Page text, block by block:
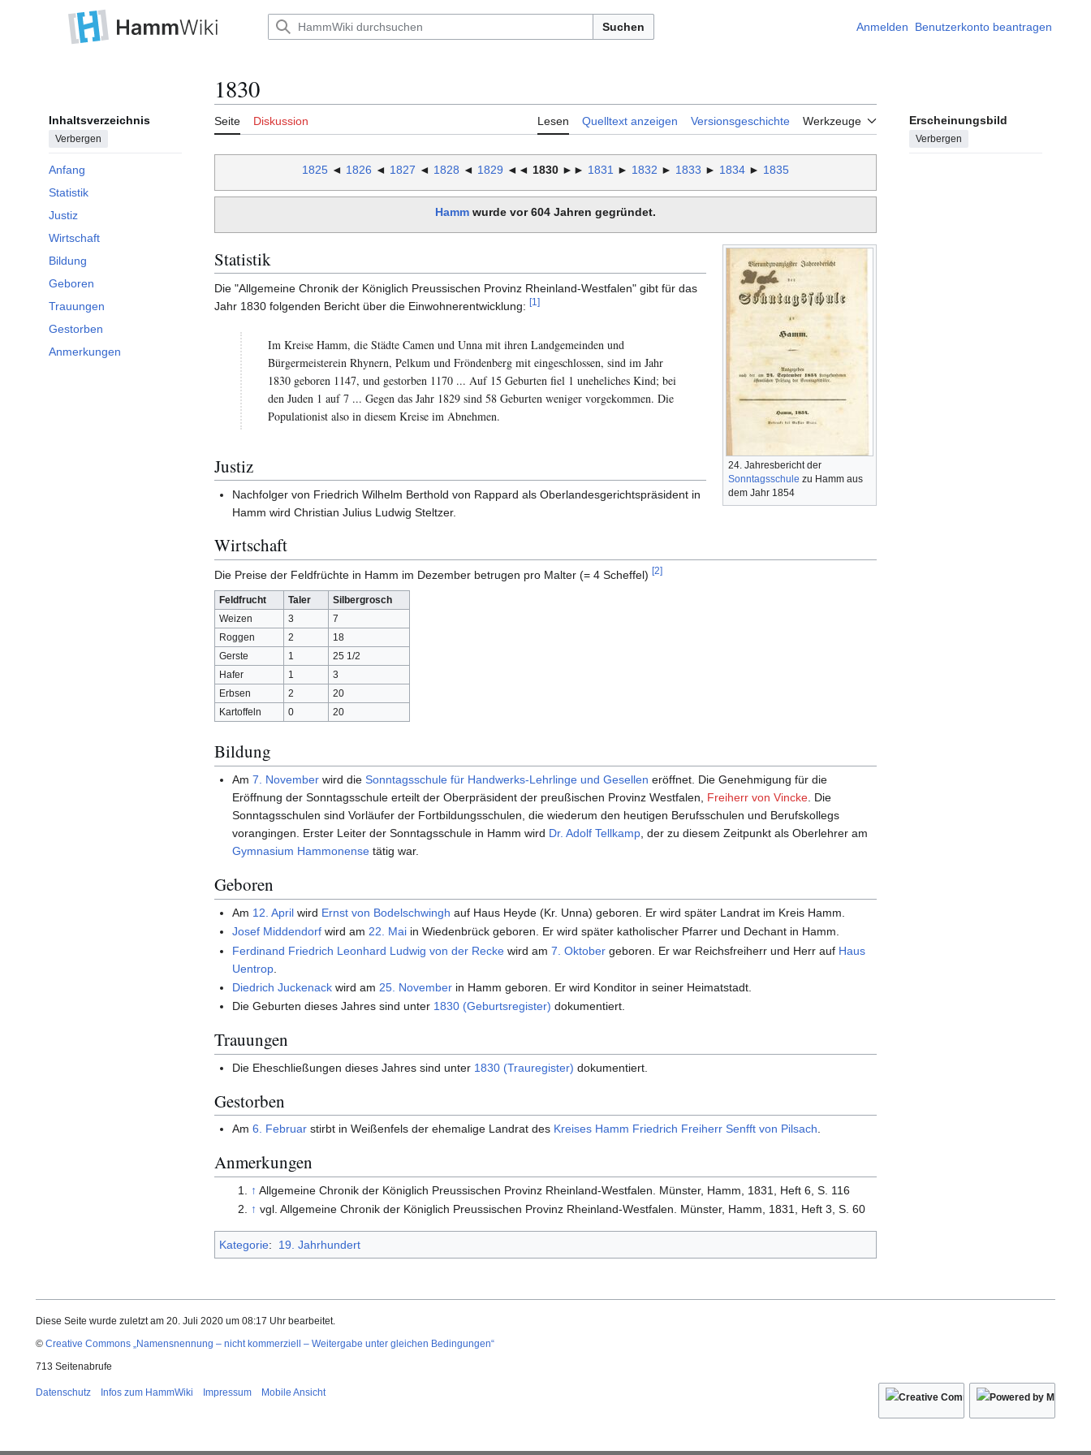
Hauptmenü Suchen Anmelden Benutzerkonto beantragen
Inhaltsverzeichnis
Verbergen
Anfang
Statistik
Justiz
Wirtschaft
Bildung
Geboren
Trauungen
Gestorben
Anmerkungen
1830
Seite Diskussion Lesen Quelltext anzeigen Versionsgeschichte Werkzeuge Erscheinungsbild
Verbergen
1825 ◄ 1826 ◄ 1827 ◄ 1828 ◄ 1829 ◄◄ 1830 ►► 1831 ► 1832 ► 1833 ► 1834 ► 1835
Hamm wurde vor 604 Jahren gegründet.
24. Jahresbericht der
Sonntagsschule zu Hamm aus
dem Jahr 1854
Statistik
Die "Allgemeine Chronik der Königlich Preussischen Provinz Rheinland-Westfalen" gibt für das
Jahr 1830 folgenden Bericht über die Einwohnerentwicklung: [1]
Im Kreise Hamm, die Städte Camen und Unna mit ihren Landgemeinden und
Bürgermeisterein Rhynern, Pelkum und Fröndenberg mit eingeschlossen, sind im Jahr
1830 geboren 1147, und gestorben 1170 ... Auf 15 Geburten fiel 1 uneheliches Kind; bei
den Juden 1 auf 7 ... Gegen das Jahr 1829 sind 58 Geburten weniger vorgekommen. Die
Populationist also in diesem Kreise im Abnehmen.
Justiz
Nachfolger von Friedrich Wilhelm Berthold von Rappard als Oberlandesgerichtspräsident in
Hamm wird Christian Julius Ludwig Steltzer.
Wirtschaft
Die Preise der Feldfrüchte in Hamm im Dezember betrugen pro Malter (= 4 Scheffel) [2]
Feldfrucht Taler
Silbergrosch
Weizen
3
7
Roggen
2
18
Gerste
1
25 1/2
Hafer
1
3
Erbsen
2
20
Kartoffeln
0 20
Bildung
Am7. November wird dieSonntagsschule für Handwerks-Lehrlinge und Gesellen eröffnet. Die Genehmigung für die
Eröffnung der Sonntagsschule erteilt der Oberpräsident der preußischen Provinz Westfalen, Freiherr von Vincke . Die
Sonntagsschulen sind Vorläufer der Fortbildungsschulen, die wiederum den heutigen Berufsschulen und Berufskollegs
vorangingen. Erster Leiter der Sonntagsschule in Hamm wird Dr. Adolf Tellkamp , der zu diesem Zeitpunkt als Oberlehrer am
Gymnasium Hammonense tätig war.
Geboren
Am 12. April wird Ernst von Bodelschwingh auf Haus Heyde (Kr. Unna) geboren. Er wird später Landrat im Kreis Hamm.
Josef Middendorf wird am 22. Mai in Wiedenbrück geboren. Er wird später katholischer Pfarrer und Dechant in Hamm.
Ferdinand Friedrich Leonhard Ludwig von der Recke wird am7. Oktober geboren. Er war Reichsfreiherr und Herr auf Haus
Uentrop
Diedrich Juckenack wird am 25. November in Hamm geboren. Er wird Konditor in seiner Heimatstadt.
Die Geburten dieses Jahres sind unter 1830 (Geburtsregister) dokumentiert.
Trauungen
Die Eheschließungen dieses Jahres sind unter 1830 (Trauregister) dokumentiert.
Gestorben
Am6. Februar stirbt in Weißenfels der ehemalige Landrat des Kreises Hamm Friedrich Freiherr Senfft von Pilsach.
Anmerkungen
↑ Allgemeine Chronik der Königlich Preussischen Provinz Rheinland-Westfalen. Münster, Hamm, 1831, Heft 6, S. 116
↑ vgl. Allgemeine Chronik der Königlich Preussischen Provinz Rheinland-Westfalen. Münster, Hamm, 1831, Heft 3, S. 60
Kategorie: 19. Jahrhundert
Diese Seite wurde zuletzt am 20. Juli 2020 um 08:17 Uhr bearbeitet.
© Creative Commons „Namensnennung – nicht kommerziell – Weitergabe unter gleichen Bedingungen“
713 Seitenabrufe
Datenschutz Infos zum HammWiki Impressum Mobile Ansicht